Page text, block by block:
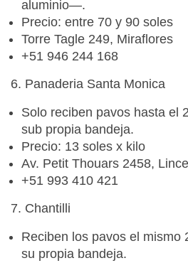
aluminio—.
Precio: entre 70 y 90 soles
Torre Tagle 249, Miraflores
+51 946 244 168
6. Panaderia Santa Monica
Solo reciben pavos hasta el
sub propia bandeja.
Precio: 13 soles x kilo
Av. Petit Thouars 2458, Lince
+51 993 410 421
7. Chantilli
Reciben los pavos el mismo
su propia bandeja.